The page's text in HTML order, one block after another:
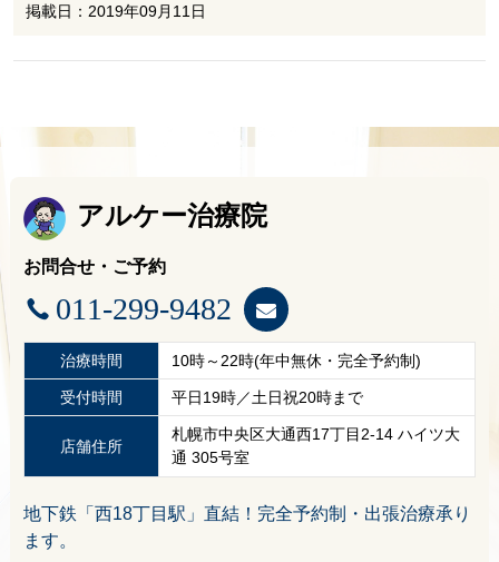
掲載日：2019年09月11日
アルケー治療院
お問合せ・ご予約
011-299-9482
治療時間 10時～22時(年中無休・完全予約制)
受付時間 平日19時／土日祝20時まで
店舗住所
札幌市中央区大通西17丁目2-14 ハイツ大
通 305号室
地下鉄「西18丁目駅」直結！完全予約制・出張治療承り
ます。